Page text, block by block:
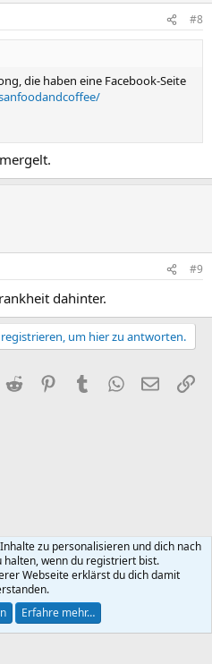
#8
die haben eine Facebook-Seite
#9
dahinter.
um hier zu antworten.
Reddit PinterestTumblr WhatsApp
E-Mail
Hilfe und Impressum
2026 XenForo Ltd.
zu personalisieren und dich nach
wenn du registriert bist.
Webseite erklärst du dich damit
Erfahre mehr…